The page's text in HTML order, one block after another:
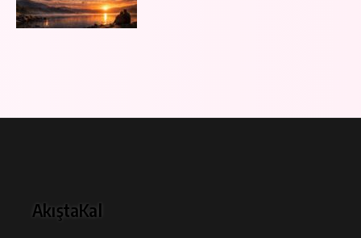
AkıştaKal